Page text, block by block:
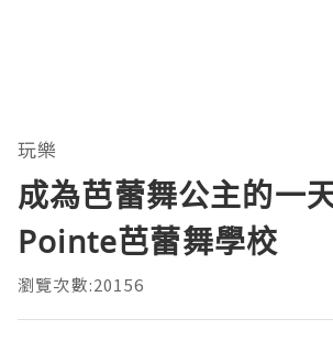
玩樂
成為芭蕾舞公主的一
Pointe芭蕾舞學校
瀏覽次數:20156